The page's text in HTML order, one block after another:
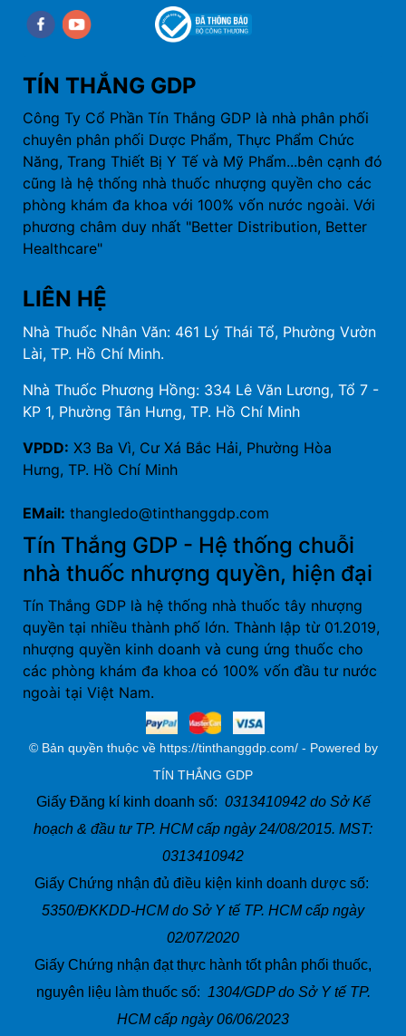
Facebookyoutube
TÍN THẮNG GDP
Công Ty Cổ Phần Tín Thắng GDP là nhà phân phối
chuyên phân phối Dược Phẩm, Thực Phẩm Chức
Năng, Trang Thiết Bị Y Tế và Mỹ Phẩm...bên cạnh đó
cũng là hệ thống nhà thuốc nhượng quyền cho các
phòng khám đa khoa với 100% vốn nước ngoài. Với
phương châm duy nhất "Better Distribution, Better
Healthcare"
LIÊN HỆ
Nhà Thuốc Nhân Văn: 461 Lý Thái Tổ, Phường Vườn
Lài, TP. Hồ Chí Minh.
Nhà Thuốc Phương Hồng: 334 Lê Văn Lương, Tổ 7 -
KP 1, Phường Tân Hưng, TP. Hồ Chí Minh
VPDD: X3 Ba Vì, Cư Xá Bắc Hải, Phường Hòa
Hưng, TP. Hồ Chí Minh
EMail: thangledo@tinthanggdp.com
Tín Thắng GDP - Hệ thống chuỗi
nhà thuốc nhượng quyền, hiện đại
Tín Thắng GDP là hệ thống nhà thuốc tây nhượng
quyền tại nhiều thành phố lớn. Thành lập từ 01.2019,
nhượng quyền kinh doanh và cung ứng thuốc cho
các phòng khám đa khoa có 100% vốn đầu tư nước
ngoài tại Việt Nam.
© Bản quyền thuộc về https://tinthanggdp.com/ - Powered by
TÍN THẮNG GDP
Giấy Đăng kí kinh doanh số: 0313410942 do Sở Kế
hoạch & đầu tư TP. HCM cấp ngày 24/08/2015. MST:
0313410942
Giấy Chứng nhận đủ điều kiện kinh doanh dược số:
5350/ĐKKDD-HCM do Sở Y tế TP. HCM cấp ngày
02/07/2020
Giấy Chứng nhận đạt thực hành tốt phân phối thuốc,
nguyên liệu làm thuốc số: 1304/GDP do Sở Y tế TP.
HCM cấp ngày 06/06/2023